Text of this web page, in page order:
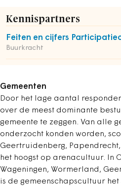
Kennispartners
Feiten en cijfers
Buurkracht
Gemeenten
Door het lage aantal
over de meest dominante
gemeente te zeggen. Van alle
onderzocht konden worden,
Geertruidenberg,
het hoogst op arenacultuur. In
Wageningen, Wormerland,
is de gemeenschapscultuur het